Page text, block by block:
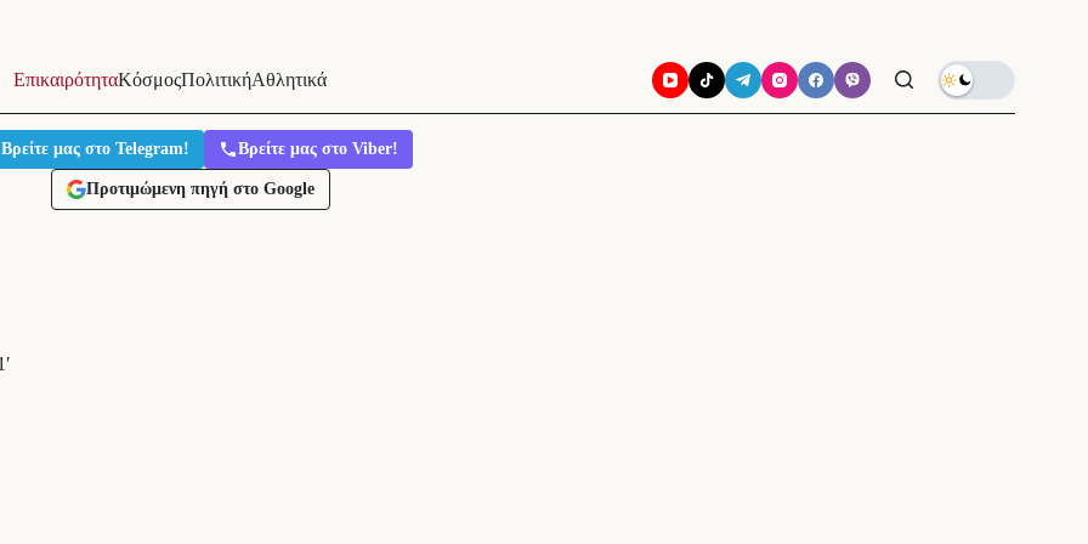
ΕπικαιρότηταΚόσμοςΠολιτικήΑθλητικά
Βρείτε μας στο Telegram! Βρείτε μας στο Viber!
Προτιμώμενη πηγή στο Google